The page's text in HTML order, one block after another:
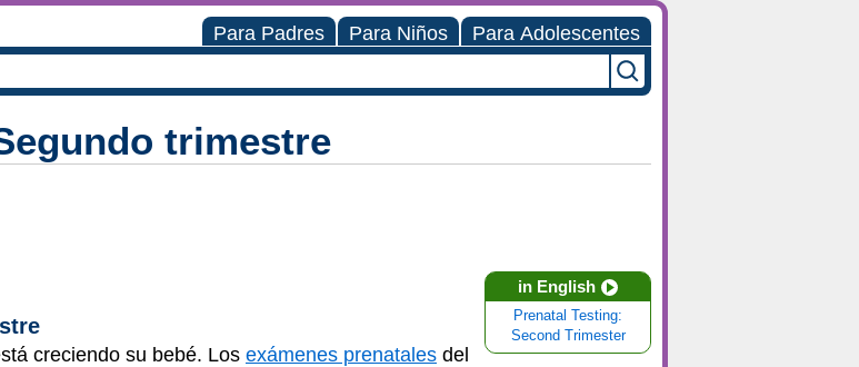
Para Padres Para Niños Para Adolescentes
trimestre
in English
Prenatal Testing:
Second Trimester
creciendo su bebé. Los exámenes prenatales del